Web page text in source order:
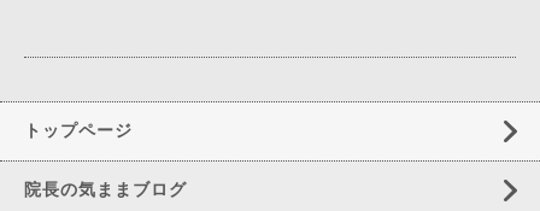
トップページ
院長の気ままブログ